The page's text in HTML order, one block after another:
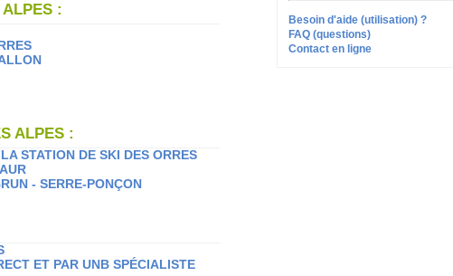
Besoin d'aide (utilisation) ?
FAQ (questions)
Contact en ligne
:
ALPES :
STATION DE SKI DES ORRES
- SERRE-PONÇON
ET PAR UNB SPÉCIALISTE